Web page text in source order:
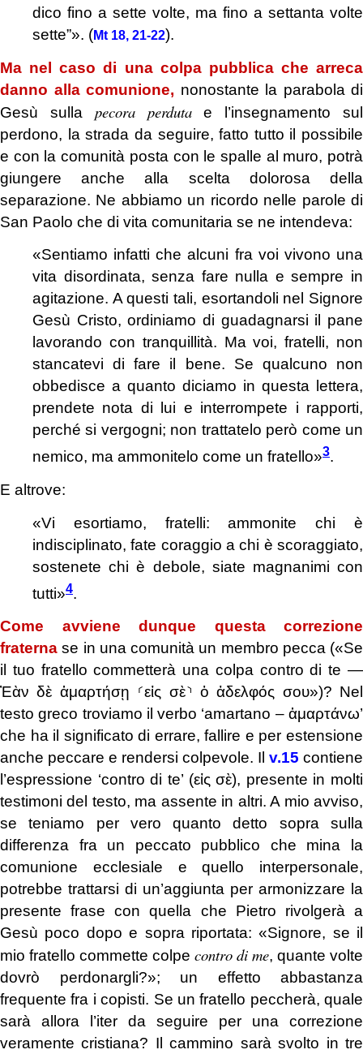
dico fino a sette volte, ma fino a settanta volte
sette”». (Mt 18, 21-22).
Ma nel caso di una colpa pubblica che arreca
danno alla comunione, nonostante la parabola di
Gesù sulla pecora perdutae l’insegnamento sul
perdono, la strada da seguire, fatto tutto il possibile
e con la comunità posta con le spalle al muro, potrà
giungere anche alla scelta dolorosa della
separazione. Ne abbiamo un ricordo nelle parole di
San Paolo che di vita comunitaria se ne intendeva:
«Sentiamo infatti che alcuni fra voi vivono una
vita disordinata, senza fare nulla e sempre in
agitazione. A questi tali, esortandoli nel Signore
Gesù Cristo, ordiniamo di guadagnarsi il pane
lavorando con tranquillità. Ma voi, fratelli, non
stancatevi di fare il bene. Se qualcuno non
obbedisce a quanto diciamo in questa lettera,
prendete nota di lui e interrompete i rapporti,
perché si vergogni; non trattatelo però come un
nemico, ma ammonitelo come un fratello»3.
E altrove:
«Vi esortiamo, fratelli: ammonite chi è
indisciplinato, fate coraggio a chi è scoraggiato,
sostenete chi è debole, siate magnanimi con
tutti»4.
Come avviene dunque questa correzione
fraterna se in una comunità un membro pecca («Se
il tuo fratello commetterà una colpa contro di te ―
Ἐὰν δὲ ἁμαρτήσῃ ⸂εἰς σὲ⸃ ὁ ἀδελφός σου»)? Nel
testo greco troviamo il verbo ‘amartano – ἁμαρτάνω’
che ha il significato di errare, fallire e per estensione
anche peccare e rendersi colpevole. Il v.15 contiene
l’espressione ‘contro di te’ (εἰς σὲ), presente in molti
testimoni del testo, ma assente in altri. A mio avviso,
se teniamo per vero quanto detto sopra sulla
differenza fra un peccato pubblico che mina la
comunione ecclesiale e quello interpersonale,
potrebbe trattarsi di un’aggiunta per armonizzare la
presente frase con quella che Pietro rivolgerà a
Gesù poco dopo e sopra riportata: «Signore, se il
mio fratello commette colpe contro di me, quante volte
dovrò perdonargli?»; un effetto abbastanza
frequente fra i copisti. Se un fratello peccherà, quale
sarà allora l’iter da seguire per una correzione
veramente cristiana? Il cammino sarà svolto in tre